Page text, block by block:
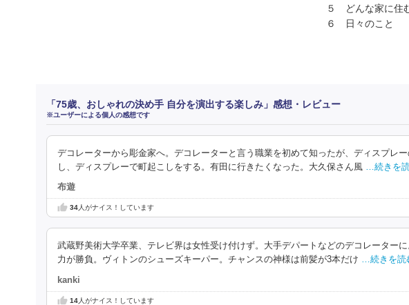
５ どんな家に住
６ 日々のこと
「75歳、おしゃれの決め手 自分を演出する楽しみ」感想・レビュー
※ユーザーによる個人の感想です
デコレーターから彫金家へ。デコレーターと言う職業を初めて知ったが、ディスプレ
し、ディスプレーで町起こしをする。有田に行きたくなった。大久保さん風
…続きを
布遊
34人がナイス！しています
武蔵野美術大学卒業、テレビ界は女性受け付けず。大手デパートなどのデコレーター
力が勝負。ヴィトンのシューズキーパー。チャンスの神様は前髪が3本だけ …続きを読
kanki
14人がナイス！しています